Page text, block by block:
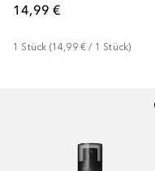
14,99 €
1 Stück (14,99 € / 1 Stück)